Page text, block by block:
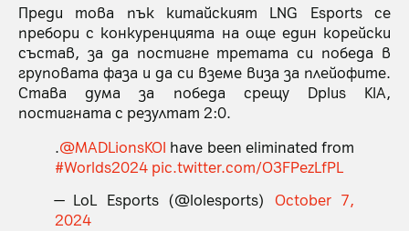
Преди това пък китайският LNG Esports се
пребори с конкуренцията на още един корейски
състав, за да постигне третата си победа в
груповата фаза и да си вземе виза за плейофите.
Става дума за победа срещу Dplus KIA,
постигната с резултат 2:0.
.@MADLionsKOI have been eliminated from
#Worlds2024 pic.twitter.com/O3FPezLfPL
— LoL Esports (@lolesports) October 7,
2024